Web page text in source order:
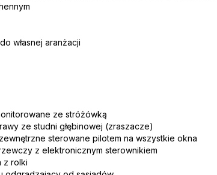
własnej aranżacji
ze stróżówką
ze studni głębinowej (zraszacze)
sterowane pilotem na wszystkie okna
z elektronicznym sterownikiem
z rolki